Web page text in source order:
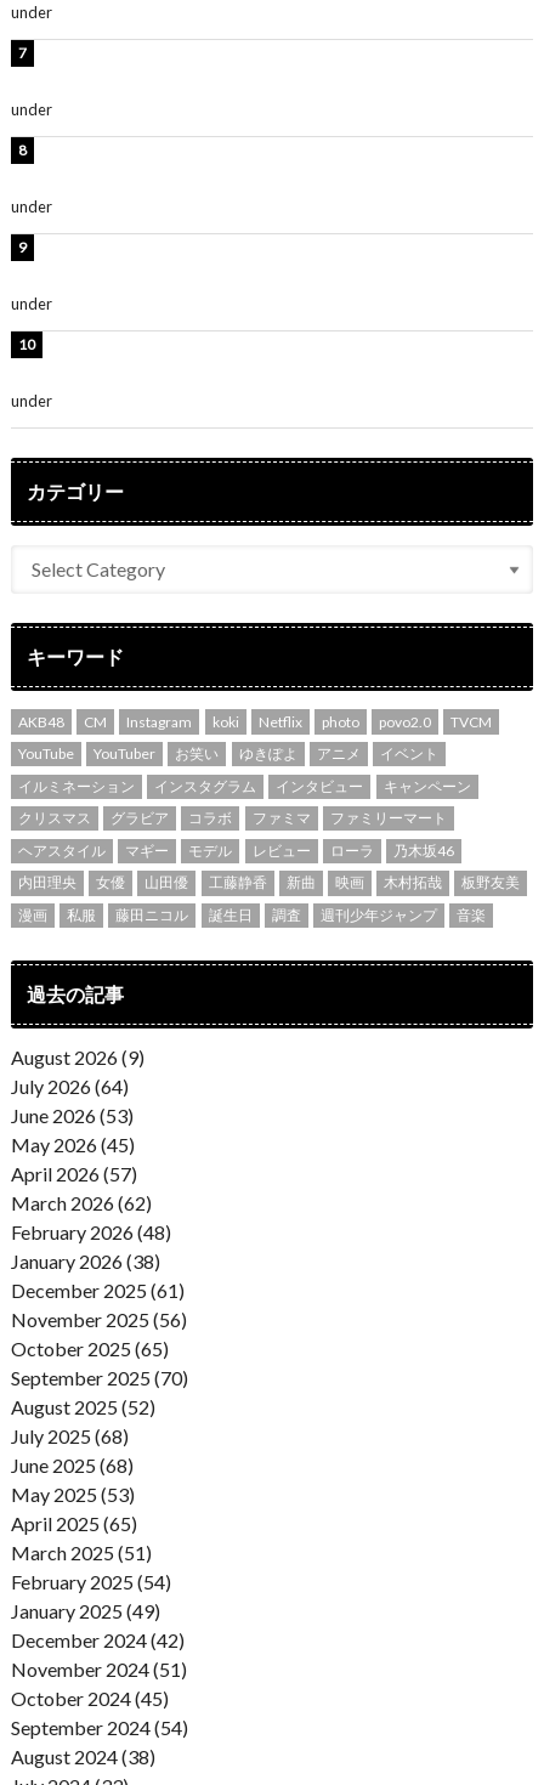
under
under
under
under
under
カテゴリー
キーワード
AKB48 CM Instagram koki Netflix photo povo2.0
TVCM
YouTube
YouTuber お笑い ゆきぽよ アニメ
イベント
イルミネーション
インスタグラム インタビュー
キャンペーン
クリスマス
グラビア コラボ ファミマ
ファミリーマート
ヘアスタイル
マギー モデル レビュー ローラ
乃木坂46
内田理央
女優 山田優 工藤静香 新曲 映画 木村拓哉
板野友美
漫画
私服 藤田ニコル 誕生日 調査 週刊少年ジャンプ 音楽
過去の記事
August 2026 (9)
July 2026 (64)
June 2026 (53)
May 2026 (45)
April 2026 (57)
March 2026 (62)
February 2026 (48)
January 2026 (38)
December 2025 (61)
November 2025 (56)
October 2025 (65)
September 2025 (70)
August 2025 (52)
July 2025 (68)
June 2025 (68)
May 2025 (53)
April 2025 (65)
March 2025 (51)
February 2025 (54)
January 2025 (49)
December 2024 (42)
November 2024 (51)
October 2024 (45)
September 2024 (54)
August 2024 (38)